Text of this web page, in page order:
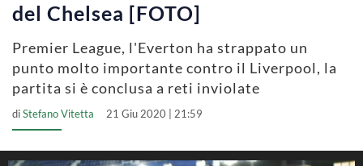
del Chelsea [FOTO]
Premier League, l'Everton ha strappato un
punto molto importante contro il Liverpool, la
partita si è conclusa a reti inviolate
diStefano Vitetta 21 Giu 2020 | 21:59